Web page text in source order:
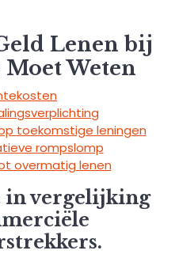
Lenen bij
Moet Weten
toekomstige leningen
rompslomp
overmatig lenen
in vergelijking